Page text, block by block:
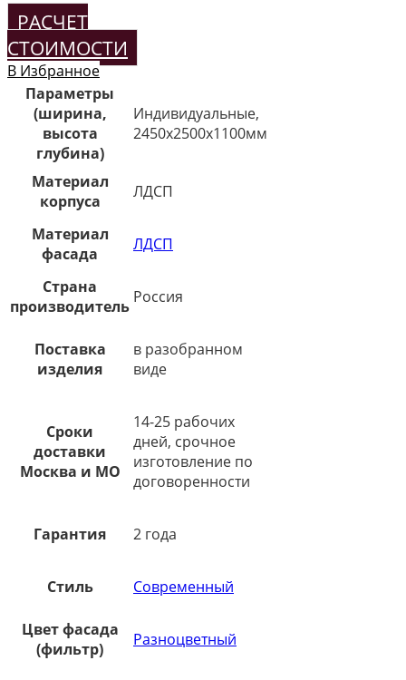
РАСЧЕТ
СТОИМОСТИ
В Избранное
Параметры
(ширина,
высота
глубина)
Индивидуальные,
2450х2500х1100мм
Материал
корпуса
ЛДСП
Материал
фасада
ЛДСП
Страна
производитель Россия
Поставка
изделия
в разобранном
виде
Сроки
доставки
Москва и МО
14-25 рабочих
дней, срочное
изготовление по
договоренности
Гарантия 2 года
Стиль Современный
Цвет фасада
(фильтр)
Разноцветный